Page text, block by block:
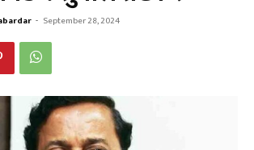
- September 28, 2024